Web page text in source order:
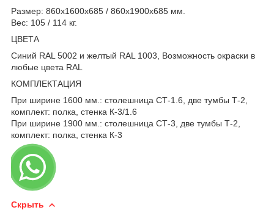
Размер: 860х1600х685 / 860х1900х685 мм.
Вес: 105 / 114 кг.
ЦВЕТА
Синий RAL 5002 и желтый RAL 1003, Возможность окраски в
любые цвета RAL
КОМПЛЕКТАЦИЯ
При ширине 1600 мм.: столешница СТ-1.6, две тумбы Т-2,
комплект: полка, стенка К-3/1.6
При ширине 1900 мм.: столешница СТ-3, две тумбы Т-2,
комплект: полка, стенка К-3
Скрыть